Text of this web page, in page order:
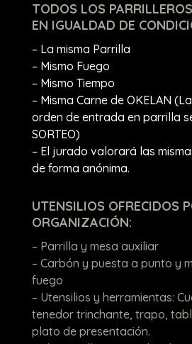
TODOS LOS
EN IGUALDAD DE
– La misma Parrilla
– Mismo Fuego
– Mismo Tiempo
– Misma Carne de OKELAN
orden de entrada en parrilla
SORTEO)
– El jurado valorará las
de forma anónima.
UTENSILIOS OFRECIDOS
ORGANIZACIÓN:
– Parrilla y mesa auxiliar
– Carbón y puesta a punto y
fuego
– Utensilios y herramientas:
tenedor trinchante, trapo,
plato de presentación.